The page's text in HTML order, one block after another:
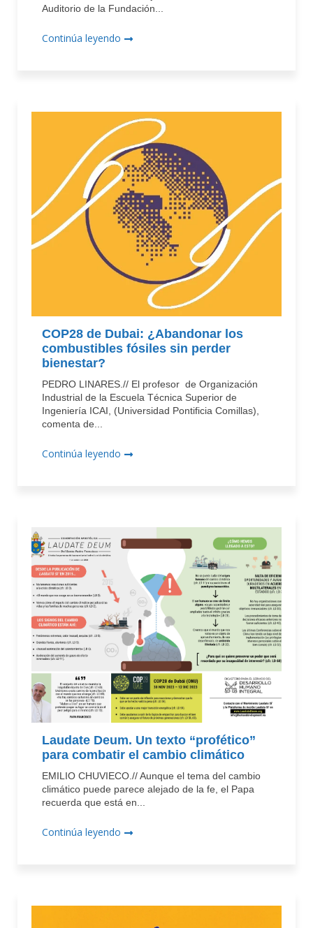
Auditorio de la Fundación...
Continúa leyendo
COP28 de Dubai: ¿Abandonar los
combustibles fósiles sin perder
bienestar?
PEDRO LINARES.// El profesor de Organización
Industrial de la Escuela Técnica Superior de
Ingeniería ICAI, (Universidad Pontificia Comillas),
comenta de...
Continúa leyendo
Laudate Deum. Un texto “profético”
para combatir el cambio climático
EMILIO CHUVIECO.// Aunque el tema del cambio
climático puede parece alejado de la fe, el Papa
recuerda que está en...
Continúa leyendo